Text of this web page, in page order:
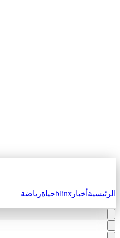
الرئيسيةأخبارblinxحياةرياضة